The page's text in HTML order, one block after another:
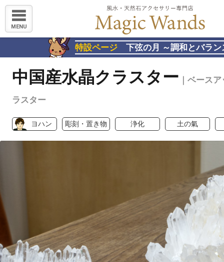
MENU
特設ページ 下弦の月 ～調和とバラン
中国産水晶クラスター ｜ベース
ラスター
ヨハン 彫刻・置き物 浄化 土の氣